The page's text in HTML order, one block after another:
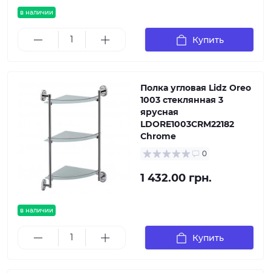
в наличии
Купить
в наличии
Полка угловая Lidz Oreo
1003 стеклянная 3
ярусная
LDORE1003CRM22182
Chrome
0
1 432.00 грн.
Купить